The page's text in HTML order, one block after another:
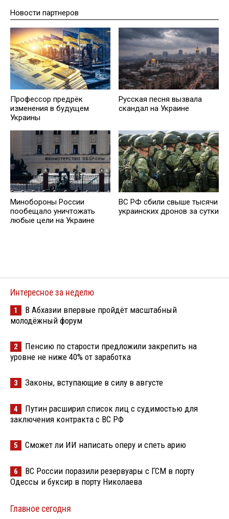
Новости партнеров
Профессор предрёк
изменения в будущем
Украины
Русская песня вызвала
скандал на Украине
Минобороны России
пообещало уничтожать
любые цели на Украине
ВС РФ сбили свыше тысячи
украинских дронов за сутки
Интересное за неделю
1
В Абхазии впервые пройдёт масштабный
молодёжный форум
2
Пенсию по старости предложили закрепить на
уровне не ниже 40% от заработка
3 Законы, вступающие в силу в августе
4
Путин расширил список лиц с судимостью для
заключения контракта с ВС РФ
5 Сможет ли ИИ написать оперу и спеть арию
6
ВС России поразили резервуары с ГСМ в порту
Одессы и буксир в порту Николаева
Главное сегодня